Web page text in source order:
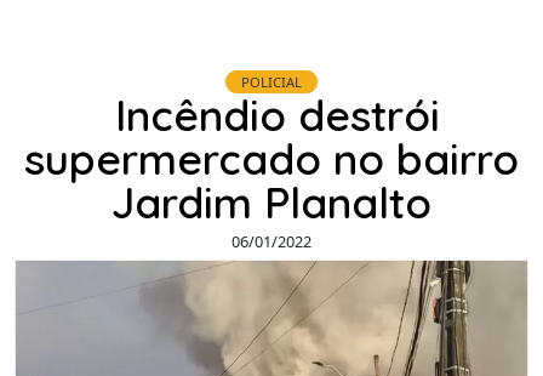
POLICIAL
Incêndio destrói
supermercado no bairro
Jardim Planalto
06/01/2022